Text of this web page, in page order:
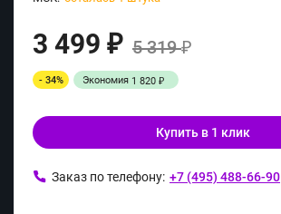
3 499 ₽ 5 319₽
- 34% Экономия 1 820 ₽
Купить в 1 клик
Заказ по телефону: +7 (495) 488-66-90